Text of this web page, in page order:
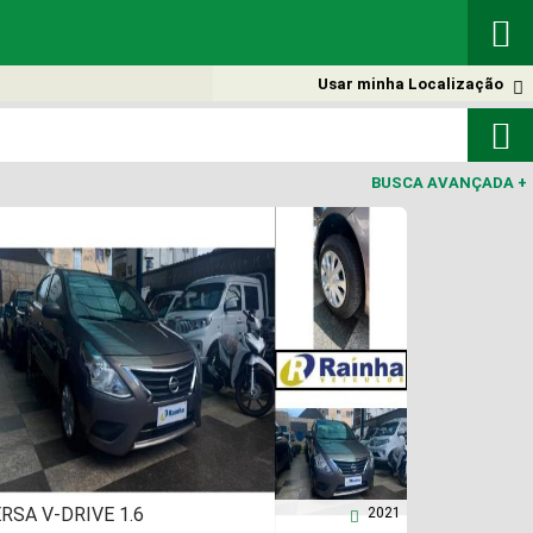


Usar minha Localização

BUSCA AVANÇADA +
V-DRIVE 1.6 2021
